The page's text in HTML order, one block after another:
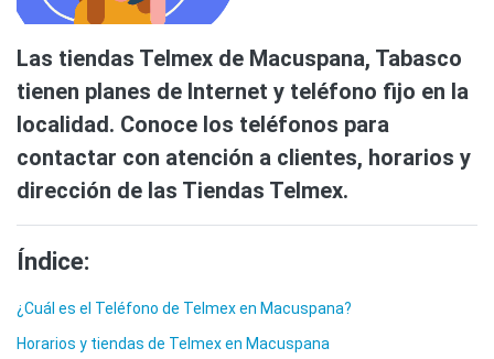
Las tiendas Telmex de Macuspana, Tabasco
tienen planes de Internet y teléfono fijo en la
localidad. Conoce los teléfonos para
contactar con atención a clientes, horarios y
dirección de las Tiendas Telmex.
Índice:
¿Cuál es el Teléfono de Telmex en Macuspana?
Horarios y tiendas de Telmex en Macuspana